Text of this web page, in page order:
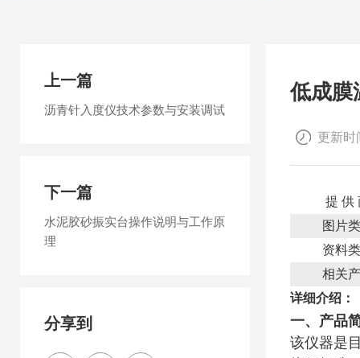
低成膜
更新时
提 供
图片
资料
相关
详细介绍：
一、产品
该仪器是
上一篇
沥青针入度仪技术参数与安装调试
下一篇
水泥胶砂振实台操作说明与工作原
理
分享到